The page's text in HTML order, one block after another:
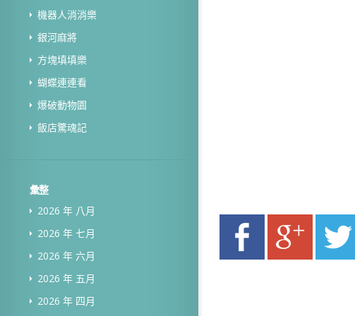
機器人消消樂
銀河麻將
方塊填填樂
蝴蝶連連看
爆破動物園
飯店驚魂記
彙整
2026 年 八月
2026 年 七月
2026 年 六月
2026 年 五月
2026 年 四月